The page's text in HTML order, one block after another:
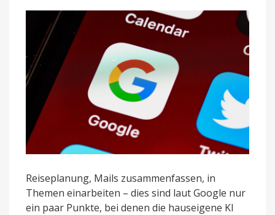
Reiseplanung, Mails zusammenfassen, in
Themen einarbeiten – dies sind laut Google nur
ein paar Punkte, bei denen die hauseigene KI